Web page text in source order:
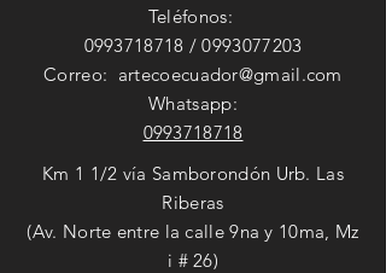
Teléfonos:
0993718718 /0993077203
Correo: artecoecuador@gmail.com
Whatsapp:
0993718718
Km 1 1/2 vía Samborondón Urb. Las
Riberas
(Av. Norte entre la calle 9na y 10ma, Mz
i # 26)